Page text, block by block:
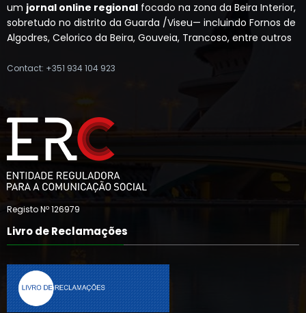
um jornal online regional focado na zona da Beira Interior,
sobretudo no distrito da Guarda /Viseu— incluindo Fornos de
Algodres, Celorico da Beira, Gouveia, Trancoso, entre outros
Contact: +351 934 104 923
Registo Nº 126979
Livro de Reclamações